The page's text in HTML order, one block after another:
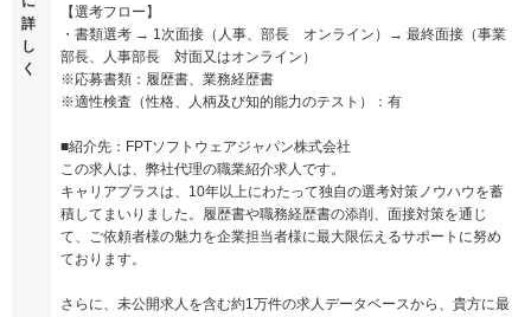
詳
し
く
【選考フロー】
・書類選考 → 1次面接（人事、部長 オンライン）→ 最終面接（事業
部長、人事部長 対面又はオンライン）
※応募書類：履歴書、業務経歴書
※適性検査（性格、人柄及び知的能力のテスト）：有
■紹介先：FPTソフトウェアジャパン株式会社
この求人は、弊社代理の職業紹介求人です。
キャリアプラスは、10年以上にわたって独自の選考対策ノウハウを蓄
積してまいりました。履歴書や職務経歴書の添削、面接対策を通じ
て、ご依頼者様の魅力を企業担当者様に最大限伝えるサポートに努め
ております。
さらに、未公開求人を含む約1万件の求人データベースから、貴方に最